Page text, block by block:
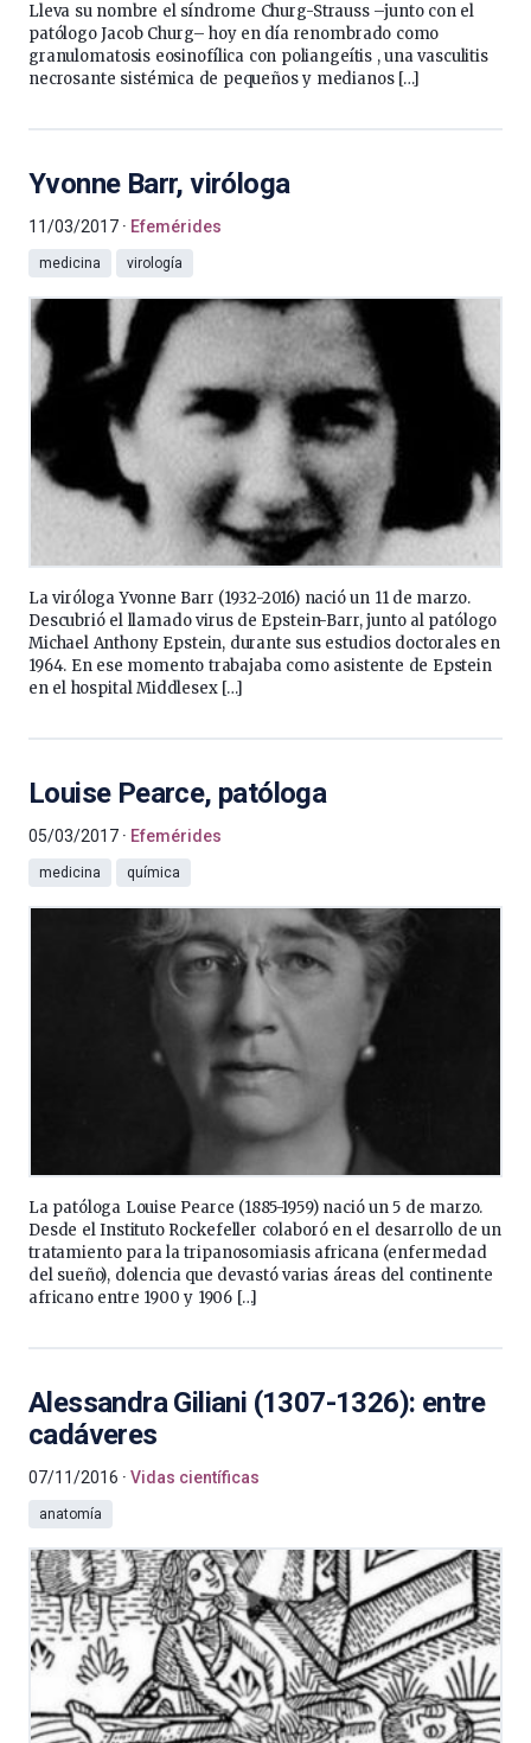
Lleva su nombre el síndrome Churg-Strauss –junto con el
patólogo Jacob Churg– hoy en día renombrado como
granulomatosis eosinofílica con poliangeítis , una vasculitis
necrosante sistémica de pequeños y medianos […]
Yvonne Barr, viróloga
11/03/2017 Efemérides
medicina virología
La viróloga Yvonne Barr (1932-2016) nació un 11 de marzo.
Descubrió el llamado virus de Epstein-Barr, junto al patólogo
Michael Anthony Epstein, durante sus estudios doctorales en
1964. En ese momento trabajaba como asistente de Epstein
en el hospital Middlesex […]
Louise Pearce, patóloga
05/03/2017 Efemérides
medicina química
La patóloga Louise Pearce (1885-1959) nació un 5 de marzo.
Desde el Instituto Rockefeller colaboró en el desarrollo de un
tratamiento para la tripanosomiasis africana (enfermedad
del sueño), dolencia que devastó varias áreas del continente
africano entre 1900 y 1906 […]
Alessandra Giliani (1307-1326): entre
cadáveres
07/11/2016 Vidas científicas
anatomía